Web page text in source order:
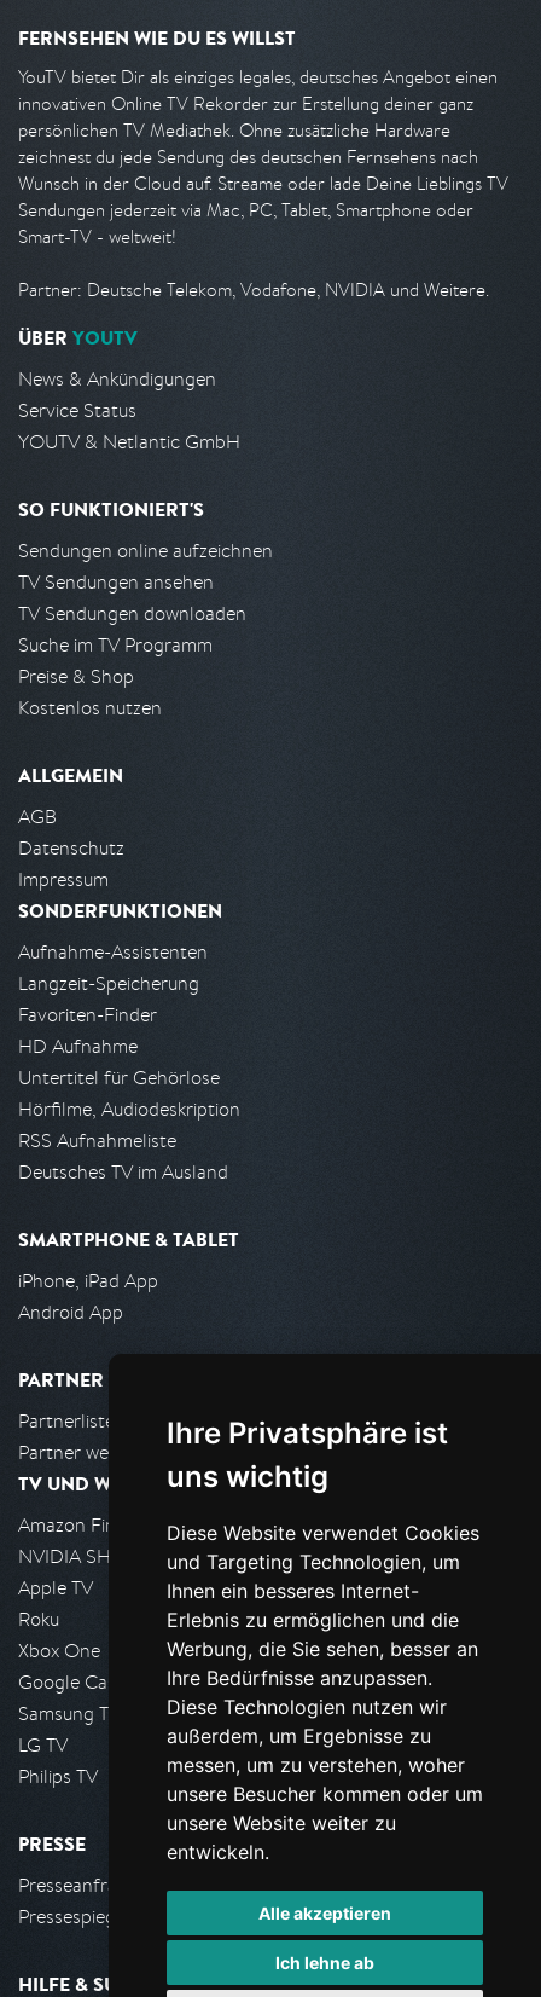
Ihre Privatsphäre ist
uns wichtig
Diese Website verwendet Cookies
und Targeting Technologien, um
Ihnen ein besseres Internet-
Erlebnis zu ermöglichen und die
Werbung, die Sie sehen, besser an
Ihre Bedürfnisse anzupassen.
Diese Technologien nutzen wir
außerdem, um Ergebnisse zu
messen, um zu verstehen, woher
unsere Besucher kommen oder um
unsere Website weiter zu
entwickeln.
Alle akzeptieren
Ich lehne ab
FERNSEHEN WIE DU ES WILLST
YouTV bietet Dir als einziges legales, deutsches Angebot einen
innovativen Online TV Rekorder zur Erstellung deiner ganz
persönlichen TV Mediathek. Ohne zusätzliche Hardware
zeichnest du jede Sendung des deutschen Fernsehens nach
Wunsch in der Cloud auf. Streame oder lade Deine Lieblings TV
Sendungen jederzeit via Mac, PC, Tablet, Smartphone oder
Smart-TV - weltweit!
Partner: Deutsche Telekom, Vodafone, NVIDIA und Weitere.
ÜBER YOUTV
News & Ankündigungen
Service Status
YOUTV & Netlantic GmbH
SO FUNKTIONIERT'S
Sendungen online aufzeichnen
TV Sendungen ansehen
TV Sendungen downloaden
Suche im TV Programm
Preise & Shop
Kostenlos nutzen
ALLGEMEIN
AGB
Datenschutz
Impressum
SONDERFUNKTIONEN
Aufnahme-Assistenten
Langzeit-Speicherung
Favoriten-Finder
HD Aufnahme
Untertitel für Gehörlose
Hörfilme, Audiodeskription
RSS Aufnahmeliste
Deutsches TV im Ausland
SMARTPHONE & TABLET
iPhone, iPad App
Android App
PARTNER
Partnerliste
Partner werden
TV UND WOHNZIMMER
Amazon FireTV
NVIDIA SHIELD, Google TV
Apple TV
Roku
Xbox One
Google Cast
Samsung TV
LG TV
Philips TV
PRESSE
Presseanfrage stellen
Pressespiegel
HILFE & SUPPORT